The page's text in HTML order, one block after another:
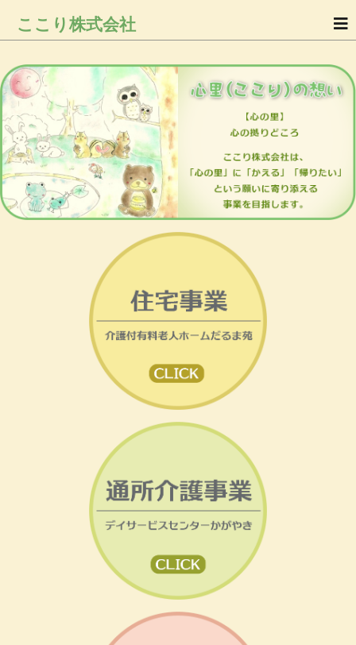
ここり株式会社